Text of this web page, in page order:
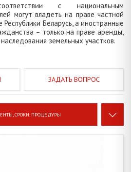
с национальным
могут владеть на праве частной
Беларусь, а иностранные
– только на праве аренды,
земельных участков.
ЗАДАТЬ ВОПРОС
СРОКИ, ПРОЦЕДУРЫ
• ПЕРЕПЛАНИРОВКА